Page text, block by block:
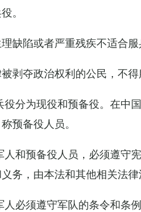
。
缺陷或者严重残疾不适合服
剥夺政治权利的公民，不得
役分为现役和预备役。在中
预备役人员。
人和预备役人员，必须遵守
务，由本法和其他相关法律
人必须遵守军队的条令和条